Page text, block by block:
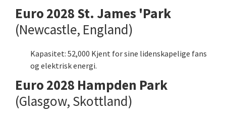
Euro 2028 St. James 'Park
(Newcastle, England)
Kapasitet: 52,000 Kjent for sine lidenskapelige fans
og elektrisk energi.
Euro 2028 Hampden Park
(Glasgow, Skottland)